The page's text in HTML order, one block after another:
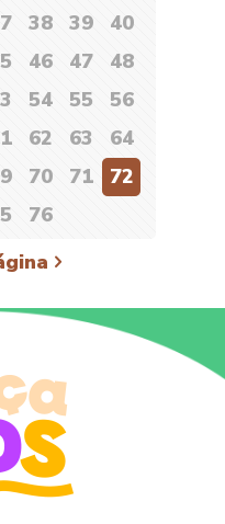
38 39
40
46 47
48
54 55
56
62 63
64
70 71
72
76